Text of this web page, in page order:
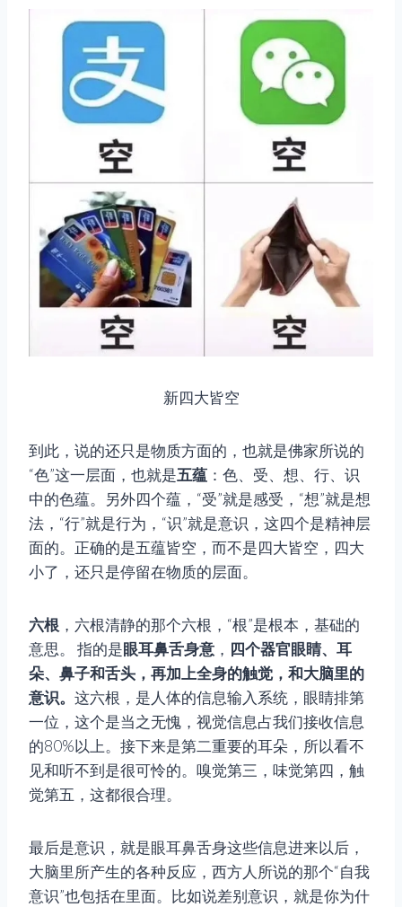
新四大皆空
到此，说的还只是物质方面的，也就是佛家所说的
“色”这一层面，也就是五蕴 ：色、受、想、行、识
中的色蕴。另外四个蕴，“受”就是感受，“想”就是想
法，“行”就是行为，“识”就是意识，这四个是精神层
面的。正确的是五蕴皆空，而不是四大皆空，四大
小了，还只是停留在物质的层面。
六根 ，六根清静的那个六根，“根”是根本，基础的
意思。 指的是眼耳鼻舌身意 ， 四个器官眼睛、耳
朵、鼻子和舌头，再加上全身的触觉，和大脑里的
意识。 这六根，是人体的信息输入系统，眼睛排第
一位，这个是当之无愧，视觉信息占我们接收信息
的80%以上。接下来是第二重要的耳朵，所以看不
见和听不到是很可怜的。嗅觉第三，味觉第四，触
觉第五，这都很合理。
最后是意识，就是眼耳鼻舌身这些信息进来以后，
大脑里所产生的各种反应，西方人所说的那个“自我
意识”也包括在里面。比如说差别意识，就是你为什